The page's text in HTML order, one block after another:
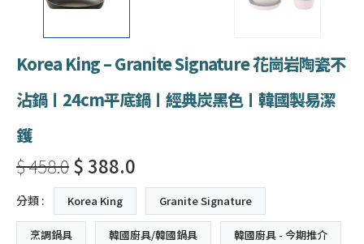
Korea King – Granite Signature 花崗岩陶瓷不
沾鍋〡24cm平底鍋〡經典炭黑色〡韓國製易潔
鑊
$ 458.0$ 388.0
分類 : Korea King Granite Signature
烹調鍋具 韓國廚具/韓國鍋具 韓國廚具 - 今期推介